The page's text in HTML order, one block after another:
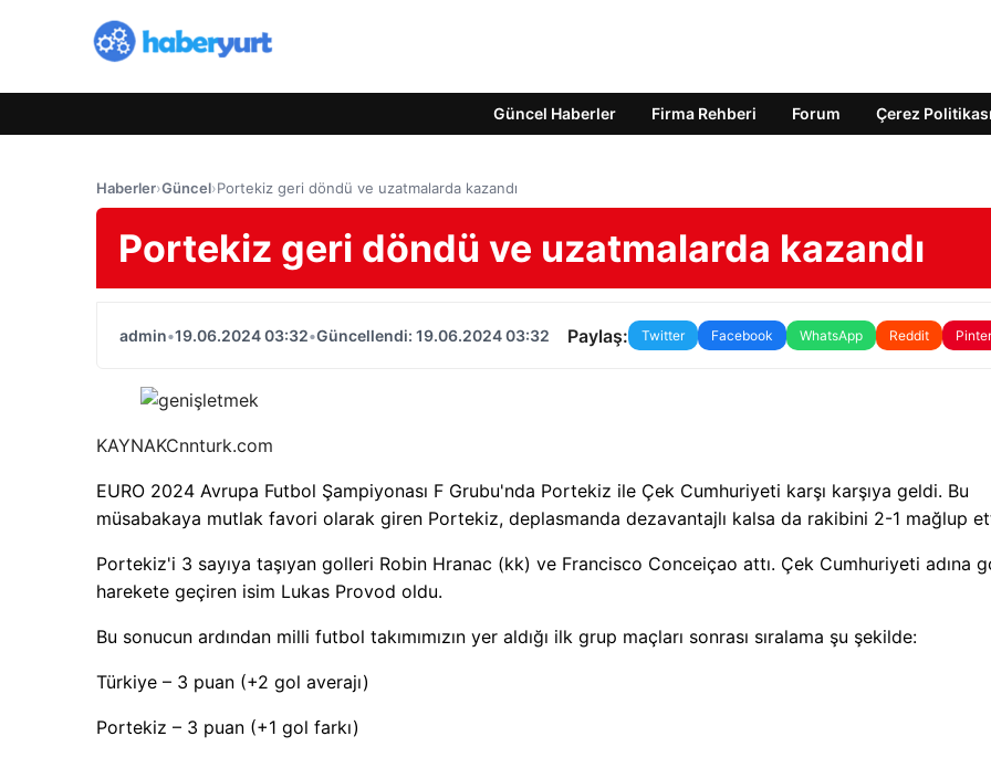
Güncel Haberler Firma Rehberi Forum Çerez Politikası
Haberler›Güncel›Portekiz geri döndü ve uzatmalarda kazandı
Portekiz geri döndü ve uzatmalarda kazandı
admin•19.06.2024 03:32•Güncellendi: 19.06.2024 03:32 Paylaş: Twitter Facebook WhatsApp Reddit
KAYNAKCnnturk.com
EURO 2024 Avrupa Futbol Şampiyonası F Grubu'nda Portekiz ile Çek Cumhuriyeti karşı karşıya geldi. Bu
müsabakaya mutlak favori olarak giren Portekiz, deplasmanda dezavantajlı kalsa da rakibini 2-1 mağlup
Portekiz'i 3 sayıya taşıyan golleri Robin Hranac (kk) ve Francisco Conceiçao attı. Çek Cumhuriyeti adına
harekete geçiren isim Lukas Provod oldu.
Bu sonucun ardından milli futbol takımımızın yer aldığı ilk grup maçları sonrası sıralama şu şekilde:
Türkiye – 3 puan (+2 gol averajı)
Portekiz – 3 puan (+1 gol farkı)